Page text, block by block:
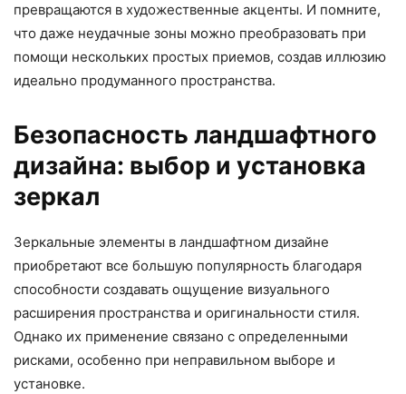
превращаются в художественные акценты. И помните,
что даже неудачные зоны можно преобразовать при
помощи нескольких простых приемов, создав иллюзию
идеально продуманного пространства.
Безопасность ландшафтного
дизайна: выбор и установка
зеркал
Зеркальные элементы в ландшафтном дизайне
приобретают все большую популярность благодаря
способности создавать ощущение визуального
расширения пространства и оригинальности стиля.
Однако их применение связано с определенными
рисками, особенно при неправильном выборе и
установке.